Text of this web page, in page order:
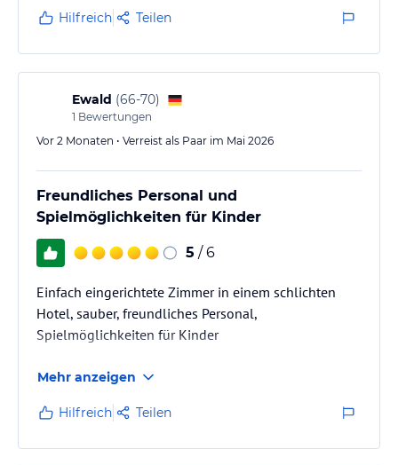
Hilfreich Teilen
Ewald (66-70)
1 Bewertungen
Vor 2 Monaten • Verreist als Paar im Mai 2026
Freundliches Personal und
Spielmöglichkeiten für Kinder
5 / 6
Einfach eingerichtete Zimmer in einem schlichten
Hotel, sauber, freundliches Personal,
Spielmöglichkeiten für Kinder
Mehr anzeigen
Hilfreich Teilen